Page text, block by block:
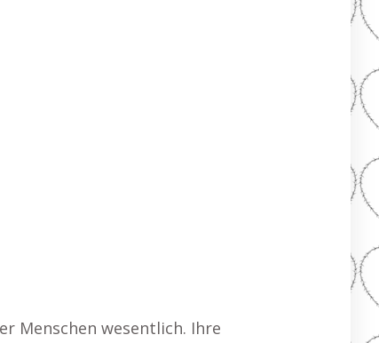
Menschen wesentlich. Ihre